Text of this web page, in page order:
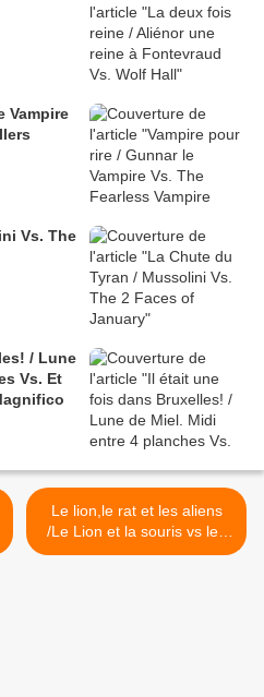
Le lion,le rat et les aliens
/Le Lion et la souris vs les
envahisseurs de Zurg Vs.